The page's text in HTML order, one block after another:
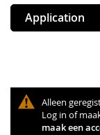
Application
Alleen
Log in of
maak een